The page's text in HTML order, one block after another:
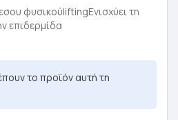
€.
φυσικούliftingΕνισχύει τη
επιδερμίδα
το προϊόν αυτή τη